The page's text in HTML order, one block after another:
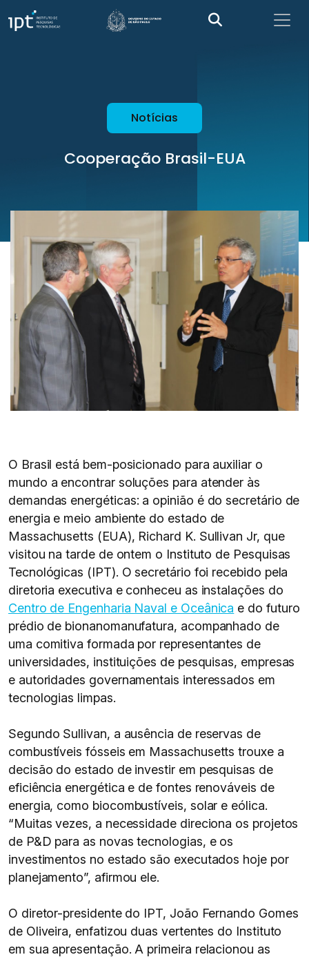
Notícias
Cooperação Brasil-EUA
O Brasil está bem-posicionado para auxiliar o
mundo a encontrar soluções para atender às
demandas energéticas: a opinião é do secretário de
energia e meio ambiente do estado de
Massachusetts (EUA), Richard K. Sullivan Jr, que
visitou na tarde de ontem o Instituto de Pesquisas
Tecnológicas (IPT). O secretário foi recebido pela
diretoria executiva e conheceu as instalações do
Centro de Engenharia Naval e Oceânica e do futuro
prédio de bionanomanufatura, acompanhado de
uma comitiva formada por representantes de
universidades, instituições de pesquisas, empresas
e autoridades governamentais interessados em
tecnologias limpas.
Segundo Sullivan, a ausência de reservas de
combustíveis fósseis em Massachusetts trouxe a
decisão do estado de investir em pesquisas de
eficiência energética e de fontes renováveis de
energia, como biocombustíveis, solar e eólica.
“Muitas vezes, a necessidade direciona os projetos
de P&D para as novas tecnologias, e os
investimentos no estado são executados hoje por
planejamento”, afirmou ele.
O diretor-presidente do IPT, João Fernando Gomes
de Oliveira, enfatizou duas vertentes do Instituto
em sua apresentação. A primeira relacionou as